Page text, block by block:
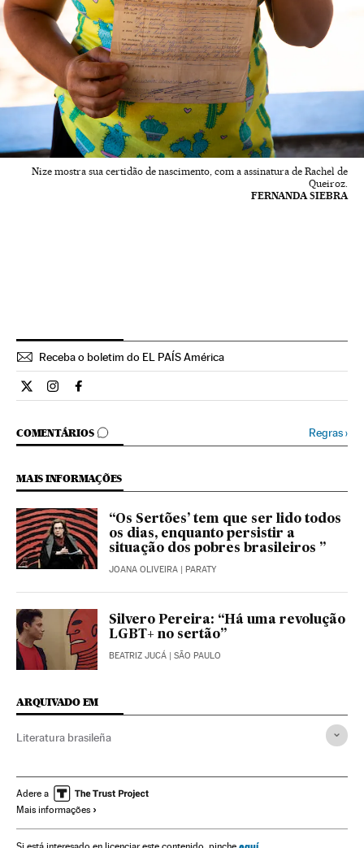
Nize mostra sua certidão de nascimento, com a assinatura de Rachel de
Queiroz.
FERNANDA SIEBRA
Receba o boletim do EL PAÍS América
Cultura El País Brasil en Twitter
Cultura El País Brasil en Instagram
Cultura El País Brasil en Facebook
COMENTÁRIOS
COMENTÁRIOS Regras›
MAIS INFORMAÇÕES
“Os Sertões’ tem que ser lido todos
os dias, enquanto persistir a
situação dos pobres brasileiros ”
JOANA OLIVEIRA | PARATY
Silvero Pereira: “Há uma revolução
LGBT+ no sertão”
BEATRIZ JUCÁ | SÃO PAULO
ARQUIVADO EM
Literatura brasileña
Adere a
Mais informações